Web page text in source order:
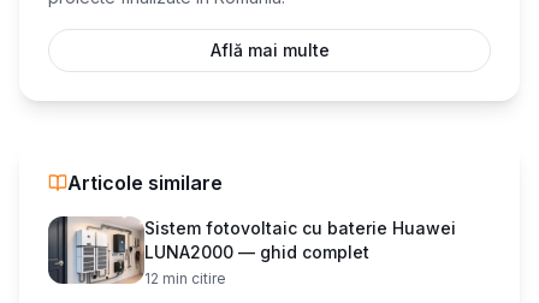
Află mai multe
Articole similare
Sistem fotovoltaic cu baterie Huawei
LUNA2000 — ghid complet
12 min citire